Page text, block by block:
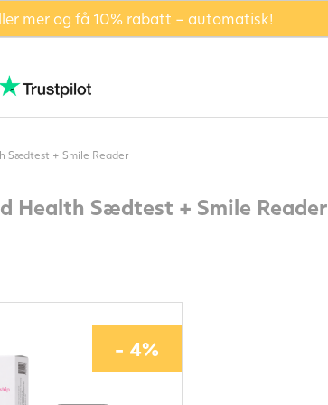
mer og få 10% rabatt – automatisk!
Sædtest + Smile Reader
Health Sædtest + Smile Reader
- 4%